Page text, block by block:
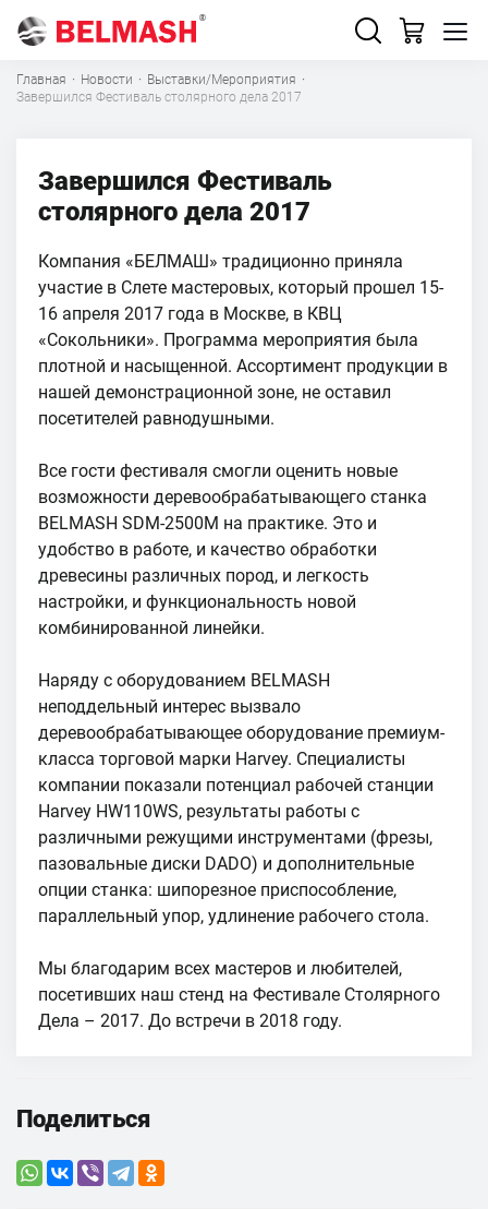
Главная · Новости · Выставки/Мероприятия ·
Завершился Фестиваль столярного дела 2017
Завершился Фестиваль
столярного дела 2017
Компания «БЕЛМАШ» традиционно приняла
участие в Слете мастеровых, который прошел 15-
16 апреля 2017 года в Москве, в КВЦ
«Сокольники». Программа мероприятия была
плотной и насыщенной. Ассортимент продукции в
нашей демонстрационной зоне, не оставил
посетителей равнодушными.
Все гости фестиваля смогли оценить новые
возможности деревообрабатывающего станка
BELMASH SDM-2500М на практике. Это и
удобство в работе, и качество обработки
древесины различных пород, и легкость
настройки, и функциональность новой
комбинированной линейки.
Наряду с оборудованием BELMASH
неподдельный интерес вызвало
деревообрабатывающее оборудование премиум-
класса торговой марки Harvey. Специалисты
компании показали потенциал рабочей станции
Harvey HW110WS, результаты работы с
различными режущими инструментами (фрезы,
пазовальные диски DADO) и дополнительные
опции станка: шипорезное приспособление,
параллельный упор, удлинение рабочего стола.
Мы благодарим всех мастеров и любителей,
посетивших наш стенд на Фестивале Столярного
Дела – 2017. До встречи в 2018 году.
Поделиться